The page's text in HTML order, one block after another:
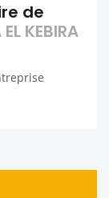
de
KEBIRA